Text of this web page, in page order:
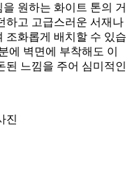
원하는 화이트 톤의 거
하고 고급스러운 서재나
조화롭게 배치할 수 있습
에 벽면에 부착해도 이
된 느낌을 주어 심미적인